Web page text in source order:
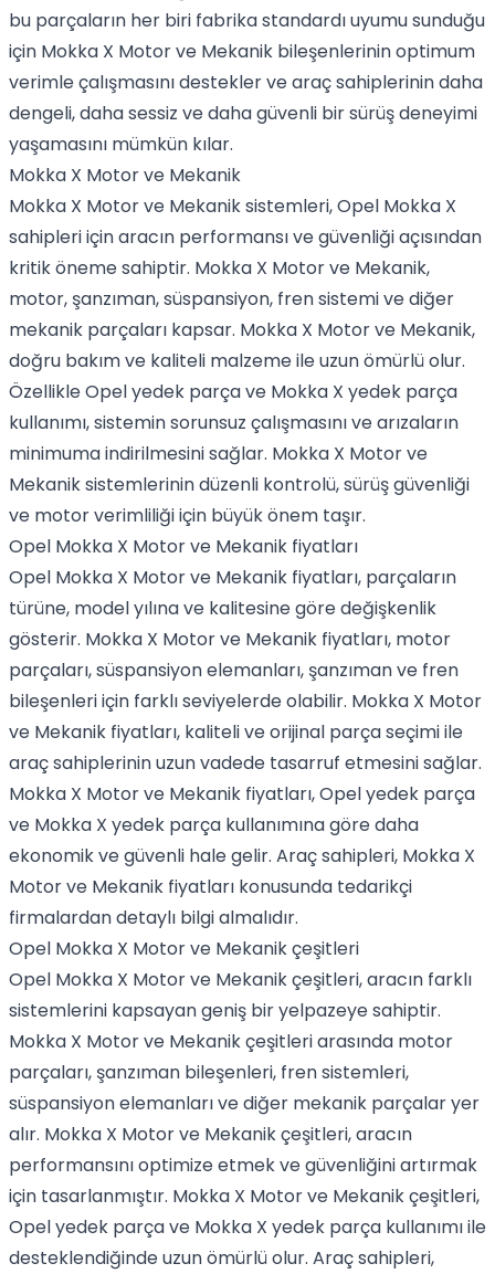
bu parçaların her biri fabrika standardı uyumu sunduğu
için Mokka X Motor ve Mekanik bileşenlerinin optimum
verimle çalışmasını destekler ve araç sahiplerinin daha
dengeli, daha sessiz ve daha güvenli bir sürüş deneyimi
yaşamasını mümkün kılar.
Mokka X Motor ve Mekanik
Mokka X Motor ve Mekanik sistemleri, Opel Mokka X
sahipleri için aracın performansı ve güvenliği açısından
kritik öneme sahiptir. Mokka X Motor ve Mekanik,
motor, şanzıman, süspansiyon, fren sistemi ve diğer
mekanik parçaları kapsar. Mokka X Motor ve Mekanik,
doğru bakım ve kaliteli malzeme ile uzun ömürlü olur.
Özellikle Opel yedek parça ve Mokka X yedek parça
kullanımı, sistemin sorunsuz çalışmasını ve arızaların
minimuma indirilmesini sağlar. Mokka X Motor ve
Mekanik sistemlerinin düzenli kontrolü, sürüş güvenliği
ve motor verimliliği için büyük önem taşır.
Opel Mokka X Motor ve Mekanik fiyatları
Opel Mokka X Motor ve Mekanik fiyatları, parçaların
türüne, model yılına ve kalitesine göre değişkenlik
gösterir. Mokka X Motor ve Mekanik fiyatları, motor
parçaları, süspansiyon elemanları, şanzıman ve fren
bileşenleri için farklı seviyelerde olabilir. Mokka X Motor
ve Mekanik fiyatları, kaliteli ve orijinal parça seçimi ile
araç sahiplerinin uzun vadede tasarruf etmesini sağlar.
Mokka X Motor ve Mekanik fiyatları, Opel yedek parça
ve Mokka X yedek parça kullanımına göre daha
ekonomik ve güvenli hale gelir. Araç sahipleri, Mokka X
Motor ve Mekanik fiyatları konusunda tedarikçi
firmalardan detaylı bilgi almalıdır.
Opel Mokka X Motor ve Mekanik çeşitleri
Opel Mokka X Motor ve Mekanik çeşitleri, aracın farklı
sistemlerini kapsayan geniş bir yelpazeye sahiptir.
Mokka X Motor ve Mekanik çeşitleri arasında motor
parçaları, şanzıman bileşenleri, fren sistemleri,
süspansiyon elemanları ve diğer mekanik parçalar yer
alır. Mokka X Motor ve Mekanik çeşitleri, aracın
performansını optimize etmek ve güvenliğini artırmak
için tasarlanmıştır. Mokka X Motor ve Mekanik çeşitleri,
Opel yedek parça ve Mokka X yedek parça kullanımı ile
desteklendiğinde uzun ömürlü olur. Araç sahipleri,